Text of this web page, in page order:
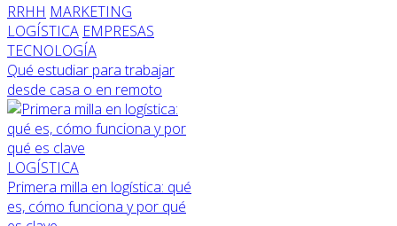
RRHH MARKETING
LOGÍSTICA EMPRESAS
TECNOLOGÍA
Qué estudiar para trabajar
desde casa o en remoto
LOGÍSTICA
Primera milla en logística: qué
es, cómo funciona y por qué